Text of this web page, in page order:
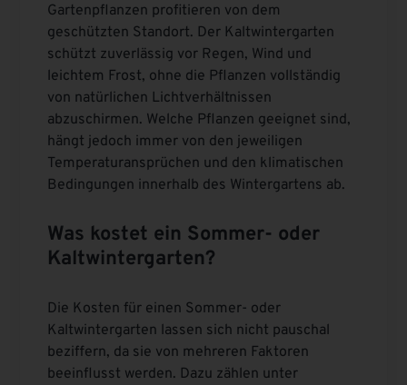
Gartenpflanzen profitieren von dem
geschützten Standort. Der Kaltwintergarten
schützt zuverlässig vor Regen, Wind und
leichtem Frost, ohne die Pflanzen vollständig
von natürlichen Lichtverhältnissen
abzuschirmen. Welche Pflanzen geeignet sind,
hängt jedoch immer von den jeweiligen
Temperaturansprüchen und den klimatischen
Bedingungen innerhalb des Wintergartens ab.
Was kostet ein Sommer- oder
Kaltwintergarten?
Die Kosten für einen Sommer- oder
Kaltwintergarten lassen sich nicht pauschal
beziffern, da sie von mehreren Faktoren
beeinflusst werden. Dazu zählen unter